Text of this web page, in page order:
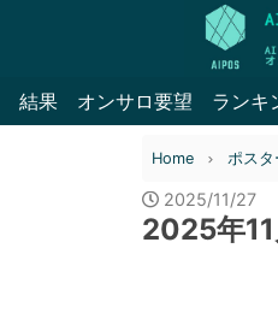
結果 オンサロ要望 ランキ
Home ポスタ
2025/11/27
2025年